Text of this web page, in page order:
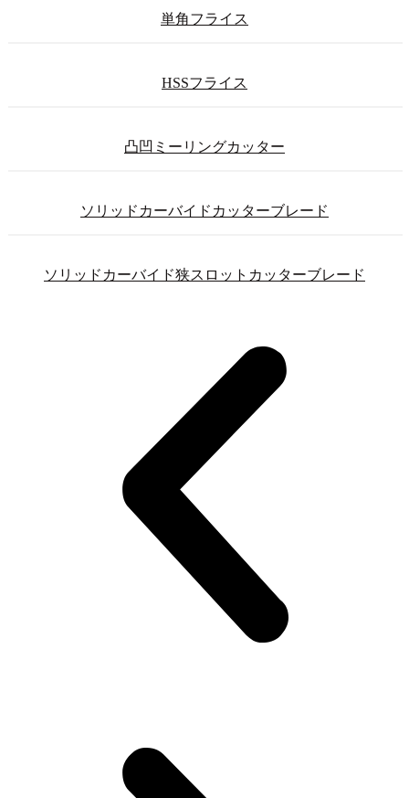
単角フライス
HSSフライス
凸凹ミーリングカッター
ソリッドカーバイドカッターブレード
ソリッドカーバイド狭スロットカッターブレード